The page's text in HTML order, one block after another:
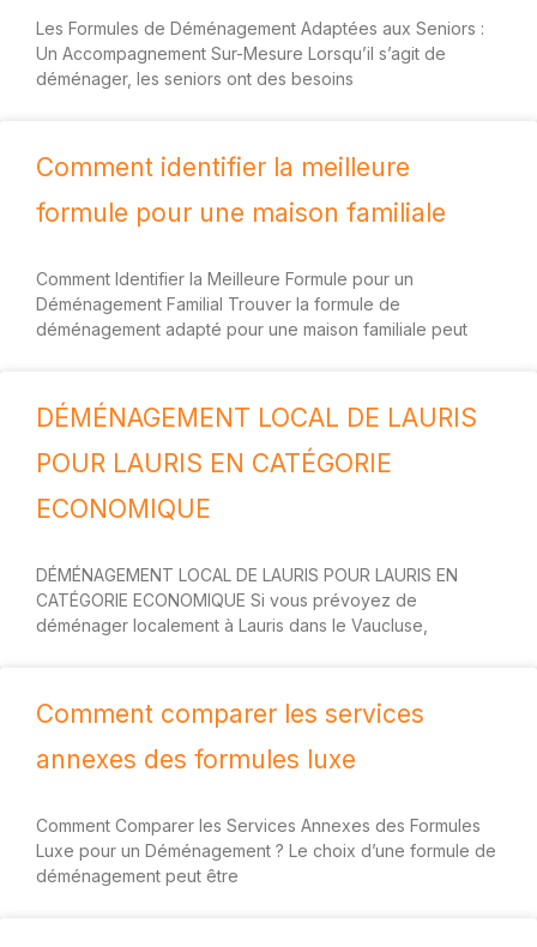
Les Formules de Déménagement Adaptées aux Seniors :
Un Accompagnement Sur-Mesure Lorsqu’il s’agit de
déménager, les seniors ont des besoins
Comment identifier la meilleure
formule pour une maison familiale
Comment Identifier la Meilleure Formule pour un
Déménagement Familial Trouver la formule de
déménagement adapté pour une maison familiale peut
DÉMÉNAGEMENT LOCAL DE LAURIS
POUR LAURIS EN CATÉGORIE
ECONOMIQUE
DÉMÉNAGEMENT LOCAL DE LAURIS POUR LAURIS EN
CATÉGORIE ECONOMIQUE Si vous prévoyez de
déménager localement à Lauris dans le Vaucluse,
Comment comparer les services
annexes des formules luxe
Comment Comparer les Services Annexes des Formules
Luxe pour un Déménagement ? Le choix d’une formule de
déménagement peut être